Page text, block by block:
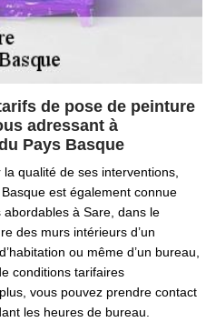
de pose de peinture
adressant à
Pays Basque
qualité de ses interventions,
est également connue
à Sare, dans le
des murs intérieurs d’un
ou même d’un bureau,
conditions tarifaires
vous pouvez prendre contact
les heures de bureau.